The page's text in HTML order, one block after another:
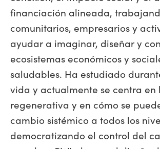
financiación alineada,
comunitarios, empresarios y
ayudar a imaginar, diseñar y
ecosistemas económicos y
saludables. Ha estudiado
vida y actualmente se centra en
regenerativa y en cómo se
cambio sistémico a todos los
democratizando el control del